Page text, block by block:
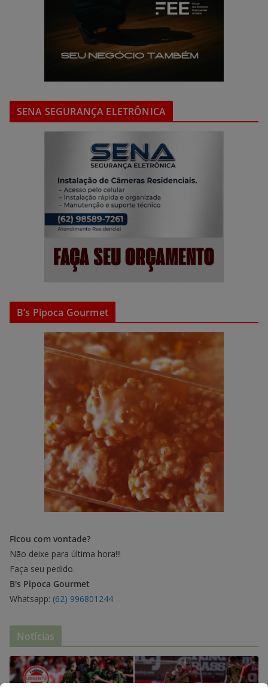
SENA SEGURANÇA ELETRÔNICA
B’s Pipoca Gourmet
Ficou com vontade?
Não deixe para última hora!!!
Faça seu pedido.
B's Pipoca Gourmet
Whatsapp: (62) 996801244
Notícias